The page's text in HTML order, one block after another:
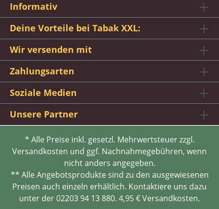
Informativ
Deine Vorteile bei Tabak XXL:
Wir versenden mit
Zahlungsarten
Soziale Medien
Unsere Partner
* Alle Preise inkl. gesetzl. Mehrwertsteuer zzgl.
Versandkosten und ggf. Nachnahmegebühren, wenn
nicht anders angegeben.
** Alle Angebotsprodukte sind zu den ausgewiesenen
Preisen auch einzeln erhältlich. Kontaktiere uns dazu
unter der 02203 94 13 880. 4,95 € Versandkosten.